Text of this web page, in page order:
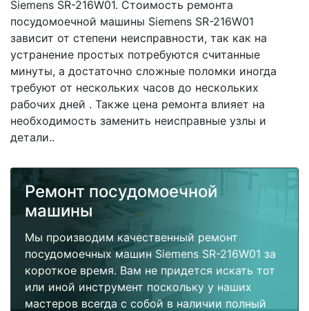
Siemens SR-216W01. Стоимость ремонта
посудомоечной машины Siemens SR-216W01
зависит от степени неисправности, так как на
устранение простых потребуются считанные
минуты, а достаточно сложные поломки иногда
требуют от нескольких часов до нескольких
рабочих дней . Также цена ремонта влияет на
необходимость заменить неисправные узлы и
детали..
Ремонт посудомоечной
машины
Мы производим качественный ремонт
посудомоечных машин Siemens SR-216W01 за
короткое время. Вам не придется искать тот
или иной инструмент поскольку у наших
мастеров всегда с собой в наличии полный